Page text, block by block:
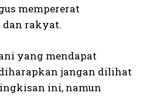
mempererat
dan rakyat.
yang mendapat
jangan dilihat
ini, namun